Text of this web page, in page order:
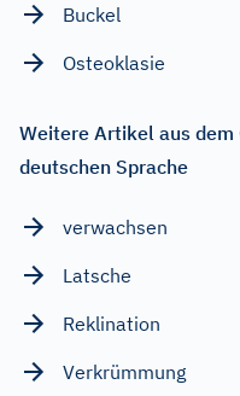
Buckel
Osteoklasie
Weitere Artikel aus
deutschen Sprache
verwachsen
Latsche
Reklination
Verkrümmung